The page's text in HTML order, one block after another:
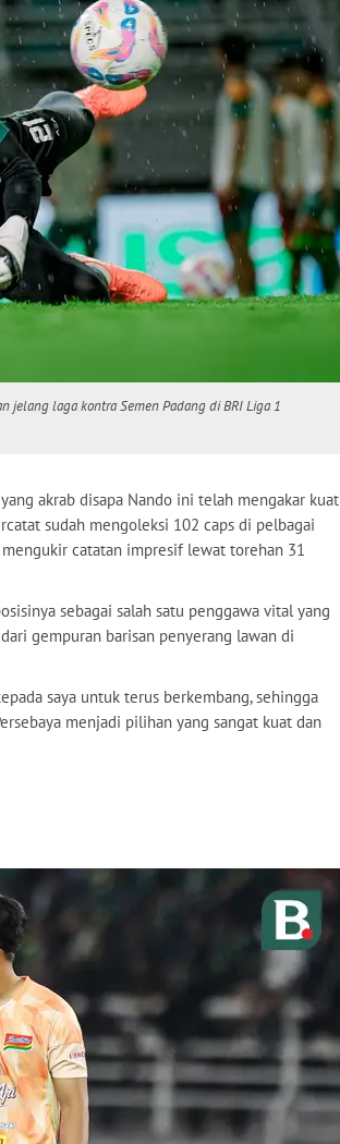
jelang laga kontra Semen Padang di BRI Liga 1
akrab disapa Nando ini telah mengakar kuat
sudah mengoleksi 102 caps di pelbagai
catatan impresif lewat torehan 31
sebagai salah satu penggawa vital yang
gempuran barisan penyerang lawan di
saya untuk terus berkembang, sehingga
menjadi pilihan yang sangat kuat dan